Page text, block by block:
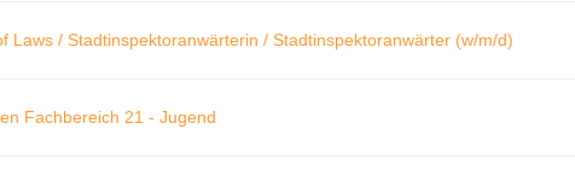
Laws / Stadtinspektoranwärterin / Stadtinspektoranwärter (w/m/d)
Fachbereich 21 - Jugend